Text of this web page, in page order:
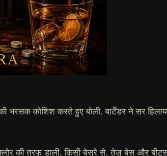
भरसक कोशिश करते हुए बोली. बार्टेंडर ने सर
की तरफ़ डाली. किसी बेसुरे से, तेज़ बेस और